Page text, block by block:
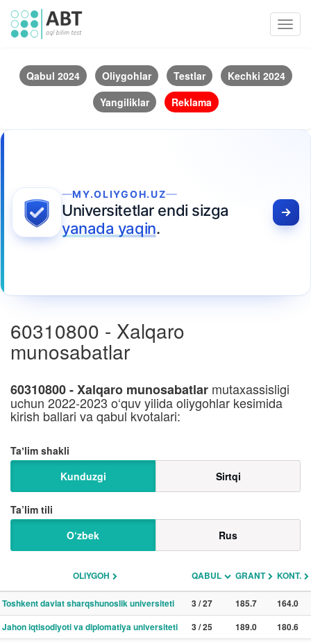
Qabul 2024 Oliygohlar Testlar
Kechki 2024
Yangiliklar
Reklama
MY.OLIYGOH.UZ
Universitetlar endi sizga
yanada yaqin.
60310800 - Xalqaro
munosabatlar
60310800 - Xalqaro munosabatlar mutaxassisligi
uchun 2022-2023 o‘quv yilida oliygohlar kesimida
kirish ballari va qabul kvotalari:
Taʼlim shakli
Kunduzgi
Sirtqi
Ta’lim tili
O‘zbek
Rus
OLIYGOH QABUL GRANT KONT.
Toshkent davlat sharqshunoslik universiteti 3 / 27 185.7
164.0
Jahon iqtisodiyoti va diplomatiya universiteti
3 / 25 189.0
180.6